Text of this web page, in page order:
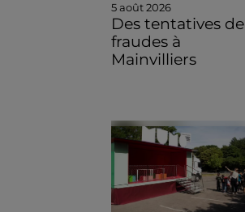
5 août 2026
Des tentatives de
fraudes à
Mainvilliers